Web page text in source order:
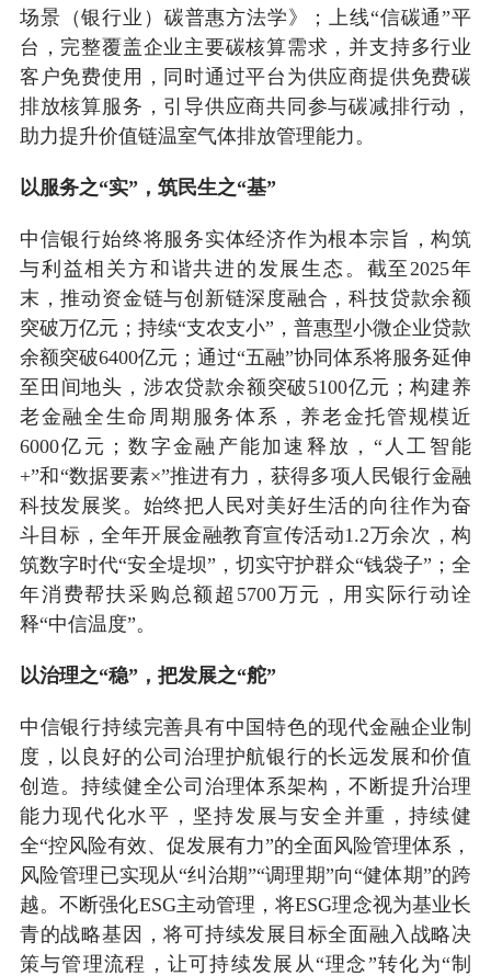
场景（银行业）碳普惠方法学》；上线“信碳通”平
台，完整覆盖企业主要碳核算需求，并支持多行业
客户免费使用，同时通过平台为供应商提供免费碳
排放核算服务，引导供应商共同参与碳减排行动，
助力提升价值链温室气体排放管理能力。
以服务之“实”，筑民生之“基”
中信银行始终将服务实体经济作为根本宗旨，构筑
与利益相关方和谐共进的发展生态。截至2025年
末，推动资金链与创新链深度融合，科技贷款余额
突破万亿元；持续“支农支小”，普惠型小微企业贷款
余额突破6400亿元；通过“五融”协同体系将服务延伸
至田间地头，涉农贷款余额突破5100亿元；构建养
老金融全生命周期服务体系，养老金托管规模近
6000亿元；数字金融产能加速释放，“人工智能
+”和“数据要素×”推进有力，获得多项人民银行金融
科技发展奖。始终把人民对美好生活的向往作为奋
斗目标，全年开展金融教育宣传活动1.2万余次，构
筑数字时代“安全堤坝”，切实守护群众“钱袋子”；全
年消费帮扶采购总额超5700万元，用实际行动诠
释“中信温度”。
以治理之“稳”，把发展之“舵”
中信银行持续完善具有中国特色的现代金融企业制
度，以良好的公司治理护航银行的长远发展和价值
创造。持续健全公司治理体系架构，不断提升治理
能力现代化水平，坚持发展与安全并重，持续健
全“控风险有效、促发展有力”的全面风险管理体系，
风险管理已实现从“纠治期”“调理期”向“健体期”的跨
越。不断强化ESG主动管理，将ESG理念视为基业长
青的战略基因，将可持续发展目标全面融入战略决
策与管理流程，让可持续发展从“理念”转化为“制